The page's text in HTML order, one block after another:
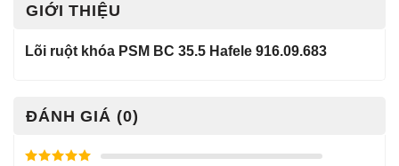
GIỚI THIỆU
Lõi ruột khóa PSM BC 35.5 Hafele 916.09.683
ĐÁNH GIÁ (0)